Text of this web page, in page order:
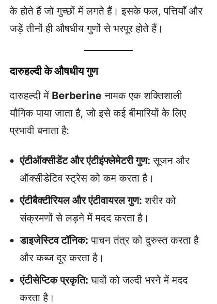
के होते हैं जो गुच्छों में लगते हैं। इसके फल, पत्तियाँ और
जड़ें तीनों ही औषधीय गुणों से भरपूर होते हैं।
दारुहल्दी के औषधीय गुण
दारुहल्दी में Berberine नामक एक शक्तिशाली
यौगिक पाया जाता है, जो इसे कई बीमारियों के लिए
प्रभावी बनाता है:
एंटीऑक्सीडेंट और एंटीइंफ्लेमेटरी गुण: सूजन और
ऑक्सीडेटिव स्ट्रेस को कम करता है।
एंटीबैक्टीरियल और एंटीवायरल गुण: शरीर को
संक्रमणों से लड़ने में मदद करता है।
डाइजेस्टिव टॉनिक: पाचन तंत्र को दुरुस्त करता है
और कब्ज दूर करता है।
एंटीसेप्टिक प्रकृति: घावों को जल्दी भरने में मदद
करता है।